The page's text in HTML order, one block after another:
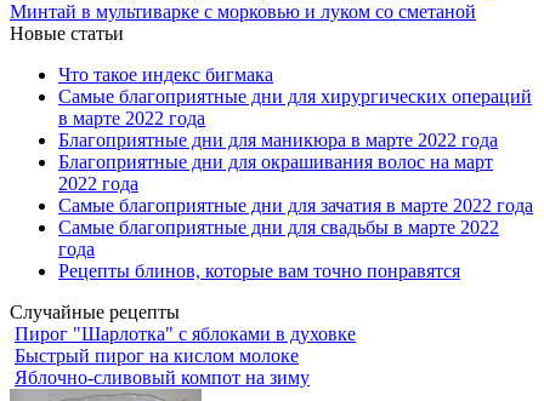
Минтай в мультиварке с морковью и луком со сметаной
Новые статьи
Что такое индекс бигмака
Самые благоприятные дни для хирургических операций
в марте 2022 года
Благоприятные дни для маникюра в марте 2022 года
Благоприятные дни для окрашивания волос на март
2022 года
Самые благоприятные дни для зачатия в марте 2022 года
Самые благоприятные дни для свадьбы в марте 2022
года
Рецепты блинов, которые вам точно понравятся
Случайные рецепты
Пирог "Шарлотка" с яблоками в духовке
Быстрый пирог на кислом молоке
Яблочно-сливовый компот на зиму